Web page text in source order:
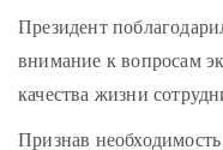
Президент
внимание к вопросам
качества жизни
Признав